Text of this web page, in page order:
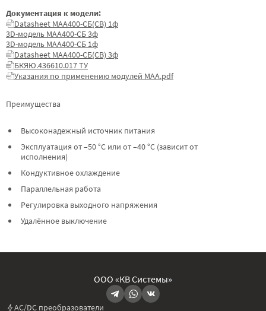
Преимущества
Высоконадежный источник питания
Эксплуатация от –50 °C или от –40 °C (зависит от
исполнения)
Кондуктивное охлаждение
Параллельная работа
Регулировка выходного напряжения
Удалённое выключение
Документация к модели:
Datasheet МАА400-СБ(СВ) 1ф
3D-модель МАА400-СБ 3ф
3D-модель МАА400-СБ 1ф
Datasheet МАА400-СБ(СВ) 3ф
БКЯЮ.436610.017 ТУ
Указания по применению модулей МАА.pdf
ООО «КВ Системы»
AC/DC преобразователи